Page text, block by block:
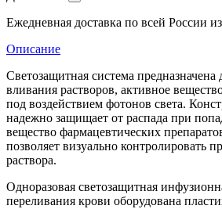
Ежедневная доставка по всей России
Описание
Светозащитная система предназначена
вливания растворов, активное
под воздействием фотонов света.
надежно защищает от распада при
вещество фармацевтических
позволяет визуально контролировать
раствора.
Одноразовая светозащитная
переливания крови оборудована